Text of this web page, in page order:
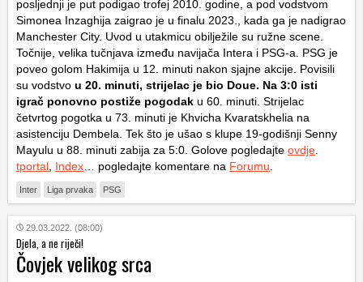
posljednji je put podigao trofej 2010. godine, a pod vodstvom
Simonea Inzaghija zaigrao je u finalu 2023., kada ga je nadigrao
Manchester City. Uvod u utakmicu obilježile su ružne scene.
Točnije, velika tučnjava između navijača Intera i PSG-a. PSG je
poveo golom Hakimija u 12. minuti nakon sjajne akcije. Povisili
su vodstvo u 20. minuti, strijelac je bio Doue. Na 3:0 isti
igrač ponovno postiže pogodak u 60. minuti. Strijelac
četvrtog pogotka u 73. minuti je Khvicha Kvaratskhelia na
asistenciju Dembela. Tek što je ušao s klupe 19-godišnji Senny
Mayulu u 88. minuti zabija za 5:0. Golove pogledajte ovdje.
tportal, Index… pogledajte komentare na Forumu.
Inter Liga prvaka PSG
29.03.2022. (08:00)
Djela, a ne riječi!
Čovjek velikog srca